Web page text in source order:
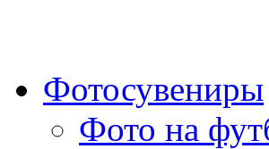
Фотосувениры
Фото на